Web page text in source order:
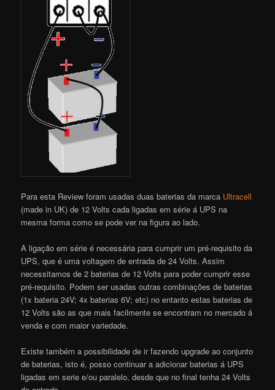
Para esta Review foram usadas duas baterias da marca Ultracell
(made in UK) de 12 Volts cada ligadas em série á UPS na
mesma forma como se pode ver na figura ao lado.
A ligação em série é necessária para cumprir um pré-requisito da
UPS, que é uma voltagem de entrada de 24 Volts. Assim
necessitamos de 2 baterias de 12 Volts para poder cumprir esse
pré-requisito. Podem ser usadas outras combinações de baterias
(1x bateria 24V; 4x baterias 6V; etc) no entanto estas baterias de
12 Volts são as que mais facilmente se encontram no mercado á
venda e com maior variedade.
Existe também a possibilidade de ir fazendo upgrade ao conjunto
de baterias, isto é, posso continuar a adicionar baterias á UPS
ligadas em serie e/ou paralelo, desde que no final tenha 24 Volts